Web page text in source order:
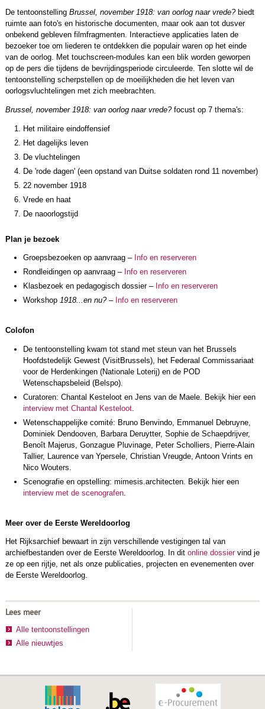
De tentoonstelling Brussel, november 1918: van oorlog naar vrede?biedt
ruimte aan foto's en historische documenten, maar ook aan tot dusver
onbekend gebleven filmfragmenten. Interactieve applicaties laten de
bezoeker toe om liederen te ontdekken die populair waren op het einde
van de oorlog. Met touchscreen-modules kan een blik worden geworpen
op de pers die tijdens de bevrijdingsperiode circuleerde. Ten slotte wil de
tentoonstelling scherpstellen op de moeilijkheden die het leven van
oorlogsvluchtelingen met zich meebrachten.
Brussel, november 1918: van oorlog naar vrede? focust op 7 thema's:
Het militaire eindoffensief
Het dagelijks leven
De vluchtelingen
De 'rode dagen' (een opstand van Duitse soldaten rond 11 november)
22 november 1918
Vrede en haat
De naoorlogstijd
Plan je bezoek
Groepsbezoeken op aanvraag – Info en reserveren
Rondleidingen op aanvraag – Info en reserveren
Klasbezoek en pedagogisch dossier – Info en reserveren
Workshop 1918...en nu?– Info en reserveren
Colofon
De tentoonstelling kwam tot stand met steun van het Brussels
Hoofdstedelijk Gewest (VisitBrussels), het Federaal Commissariaat
voor de Herdenkingen (Nationale Loterij) en de POD
Wetenschapsbeleid (Belspo).
Curatoren: Chantal Kesteloot en Jens van de Maele. Bekijk hier een
interview met Chantal Kesteloot.
Wetenschappelijke comité: Bruno Benvindo, Emmanuel Debruyne,
Dominiek Dendooven, Barbara Deruytter, Sophie de Schaepdrijver,
Benoît Majerus, Gonzague Pluvinage, Peter Scholliers, Pierre-Alain
Tallier, Laurence van Ypersele, Christian Vreugde, Antoon Vrints en
Nico Wouters.
Scenografie en opstelling: mimesis.architecten. Bekijk hier een
interview met de scenografen.
Meer over de Eerste Wereldoorlog
Het Rijksarchief bewaart in zijn verschillende vestigingen tal van
archiefbestanden over de Eerste Wereldoorlog. In dit online dossiervind je
ze op een rijtje, net als onze publicaties, projecten en evenementen over
de Eerste Wereldoorlog.
Lees meer
Alle tentoonstellingen
Alle nieuwtjes